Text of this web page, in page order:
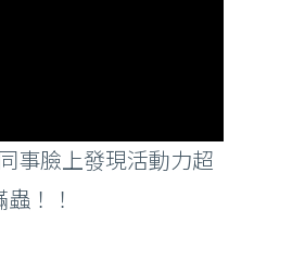
事臉上發現活動力超
！！